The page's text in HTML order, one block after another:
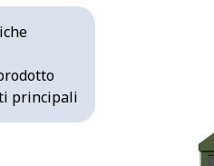
principali